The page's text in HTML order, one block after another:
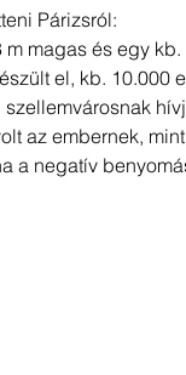
Párizsról:
m magas és egy
el, kb. 10.000
az embernek,
a negatív